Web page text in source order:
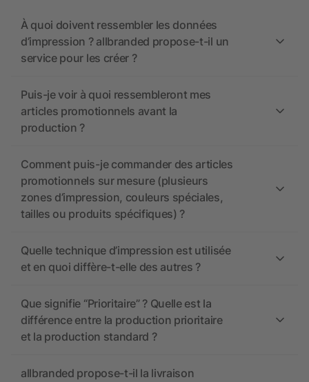
À quoi doivent ressembler les données
d’impression ? allbranded propose-t-il un
service pour les créer ?
Puis-je voir à quoi ressembleront mes
articles promotionnels avant la
production ?
Comment puis-je commander des articles
promotionnels sur mesure (plusieurs
zones d’impression, couleurs spéciales,
tailles ou produits spécifiques) ?
Quelle technique d’impression est utilisée
et en quoi diffère-t-elle des autres ?
Que signifie “Prioritaire” ? Quelle est la
différence entre la production prioritaire
et la production standard ?
allbranded propose-t-il la livraison